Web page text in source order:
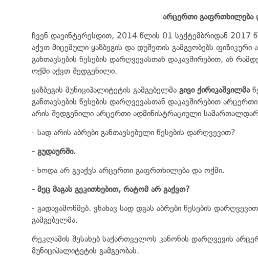
არცერთი გაფრთხილება
ჩვენ დავინტერესდით, 2014 წლის 01 სექტემბრიდან 2017
აქვთ მიცემული ყაზბეგის და დუშეთის გამგეობებს
განთავსების წესების დარღვევასთან დაკავშირებით, ან
ოქმი აქვთ შედგენილი.
ყაზბეგის მუნიციპალიტეტის გამგებელმა გივი ქირიკაშვილმა
განთავსების წესების დარღვევასთან დაკავშირებით
არის შედგენილი არცერთი ადმინისტრაციული
- სად არის აბრები განთავსებული წესების დარღვევით?
- გუდაურში.
- ხოდა არ გვაქვს არცერთი გაფრთხილება და ოქმი.
- მეც მაგას გეკითხებით, რატომ არ გაქვთ?
- გადავამოწმებ. ვნახავ სად დგას აბრები წესების
გამგებელმა.
რეკლამის შესახებ საქართველოს კანონის დარღვევის
მუნიციპალიტეტის გამგეობას.